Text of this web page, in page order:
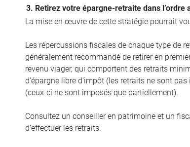
3. Retirez votre épargne-retraite dans l’ordre
La mise en œuvre de cette stratégie pourrait
Les répercussions fiscales de chaque type de
généralement recommandé de retirer en
revenu viager, qui comportent des retraits
d’épargne libre d’impôt (les retraits ne sont
(ceux-ci ne sont imposés que partiellement).
Consultez un conseiller en patrimoine et un
d’effectuer les retraits.